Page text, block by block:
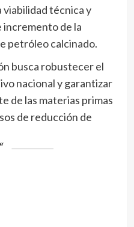
técnica y
de la
petróleo calcinado.
busca robustecer el
nacional y garantizar
de las materias primas
de reducción de